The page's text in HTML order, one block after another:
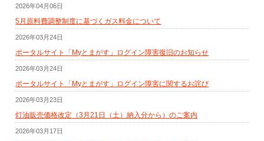
2026年04月06日
5月原料費調整制度に基づくガス料金について
2026年03月24日
ポータルサイト「Myとまがす」ログイン障害復旧のお知らせ
2026年03月24日
ポータルサイト「Myとまがす」ログイン障害に関するお詫び
2026年03月23日
灯油販売価格改定（3月21日（土）納入分から）のご案内
2026年03月17日